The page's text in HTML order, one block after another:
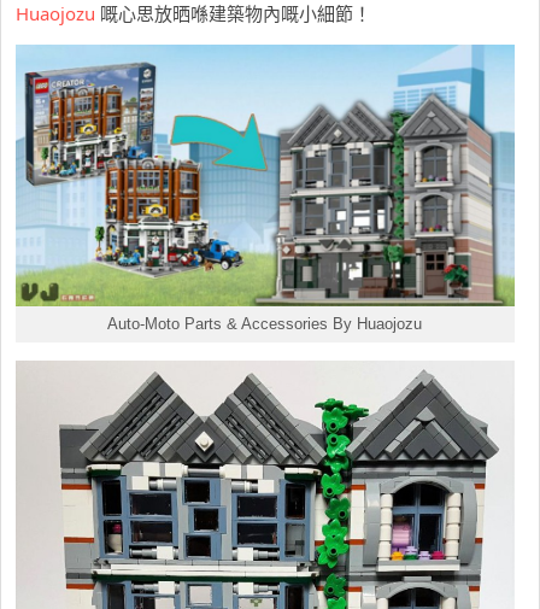
Huaojozu 嘅心思放晒喺建築物內嘅小細節！
Auto-Moto Parts & Accessories By Huaojozu